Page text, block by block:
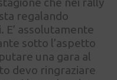
regalando
E’ assolutamente
sotto l’aspetto
una gara al
devo ringraziare